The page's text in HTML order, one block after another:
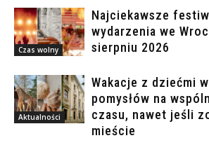
Czas wolny
Najciekawsze
wydarzenia we
sierpniu 2026
Aktualności
Wakacje z dziećmi
pomysłów na
czasu, nawet jeśli
mieście